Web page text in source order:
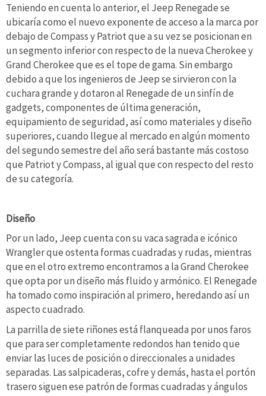
Teniendo en cuenta lo anterior, el Jeep Renegade se
ubicaría como el nuevo exponente de acceso a la marca por
debajo de Compass y Patriot que a su vez se posicionan en
un segmento inferior con respecto de la nueva Cherokee y
Grand Cherokee que es el tope de gama. Sin embargo
debido a que los ingenieros de Jeep se sirvieron con la
cuchara grande y dotaron al Renegade de un sinfín de
gadgets, componentes de última generación,
equipamiento de seguridad, así como materiales y diseño
superiores, cuando llegue al mercado en algún momento
del segundo semestre del año será bastante más costoso
que Patriot y Compass, al igual que con respecto del resto
de su categoría.
Diseño
Por un lado, Jeep cuenta con su vaca sagrada e icónico
Wrangler que ostenta formas cuadradas y rudas, mientras
que en el otro extremo encontramos a la Grand Cherokee
que opta por un diseño más fluido y armónico. El Renegade
ha tomado como inspiración al primero, heredando así un
aspecto cuadrado.
La parrilla de siete riñones está flanqueada por unos faros
que para ser completamente redondos han tenido que
enviar las luces de posición o direccionales a unidades
separadas. Las salpicaderas, cofre y demás, hasta el portón
trasero siguen ese patrón de formas cuadradas y ángulos